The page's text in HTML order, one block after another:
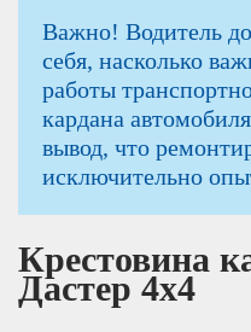
Важно! Водитель
себя, насколько
работы
кардана
вывод, что
исключительно
Крестовина
Дастер 4х4